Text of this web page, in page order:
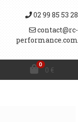
02 99 85 53 28
contact@rc-
performance.com
0
0 €